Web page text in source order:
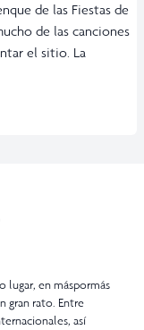
de las Fiestas de
de las canciones
el sitio. La
lugar, en máspormás
gran rato. Entre
así